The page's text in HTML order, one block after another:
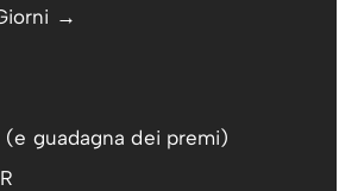
→
guadagna dei premi)